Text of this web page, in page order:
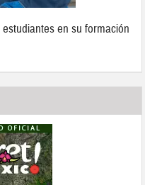
en su formación